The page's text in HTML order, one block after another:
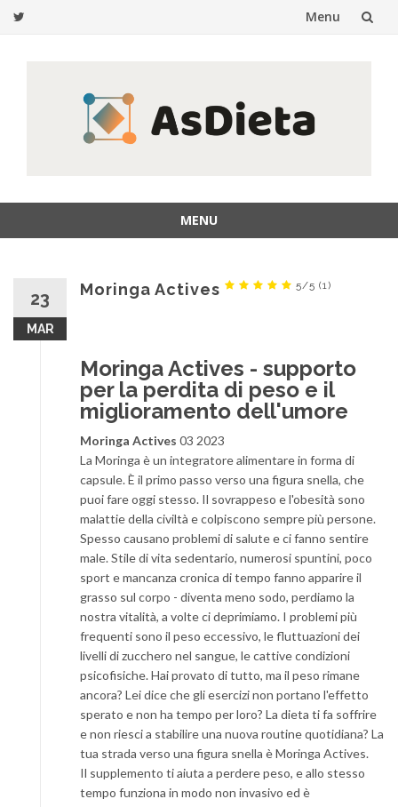
Menu
MENU
23
MAR
Moringa Actives 5/5 (1)
Moringa Actives - supporto
per la perdita di peso e il
miglioramento dell'umore
Moringa Actives 03 2023
La Moringa è un integratore alimentare in forma di
capsule. È il primo passo verso una figura snella, che
puoi fare oggi stesso. Il sovrappeso e l'obesità sono
malattie della civiltà e colpiscono sempre più persone.
Spesso causano problemi di salute e ci fanno sentire
male. Stile di vita sedentario, numerosi spuntini, poco
sport e mancanza cronica di tempo fanno apparire il
grasso sul corpo - diventa meno sodo, perdiamo la
nostra vitalità, a volte ci deprimiamo. I problemi più
frequenti sono il peso eccessivo, le fluttuazioni dei
livelli di zucchero nel sangue, le cattive condizioni
psicofisiche. Hai provato di tutto, ma il peso rimane
ancora? Lei dice che gli esercizi non portano l'effetto
sperato e non ha tempo per loro? La dieta ti fa soffrire
e non riesci a stabilire una nuova routine quotidiana? La
tua strada verso una figura snella è Moringa Actives.
Il supplemento ti aiuta a perdere peso, e allo stesso
tempo funziona in modo non invasivo ed è